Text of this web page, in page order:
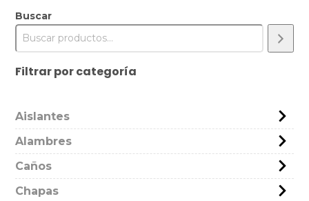
Buscar
Filtrar por categoría
Aislantes
Alambres
Caños
Chapas